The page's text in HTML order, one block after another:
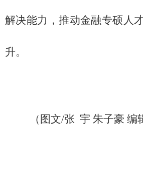
解决能力，推动金融专硕人
升。
（图文/张 宇 朱子豪 编